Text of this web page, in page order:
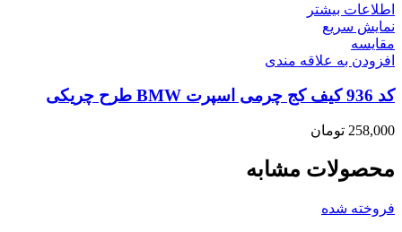
اطلاعات بیشتر
نمایش سریع
مقايسه
افزودن به علاقه مندی
کد 936 کیف کج چرمی اسپرت BMW طرح چریکی
258,000 تومان
محصولات مشابه
فروخته شده